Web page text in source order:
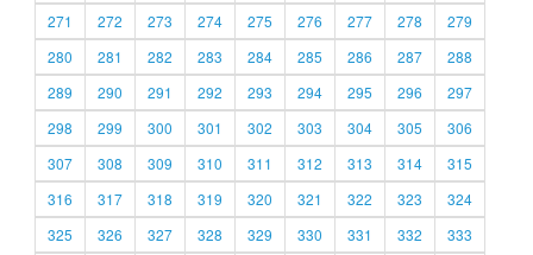
271
272 273 274 275 276 277 278
279
280
281 282 283 284 285 286 287
288
289
290 291 292 293 294 295 296
297
298
299 300 301 302 303 304 305
306
307
308 309 310 311 312 313 314
315
316
317 318 319 320 321 322 323
324
325
326 327 328 329 330 331 332 333